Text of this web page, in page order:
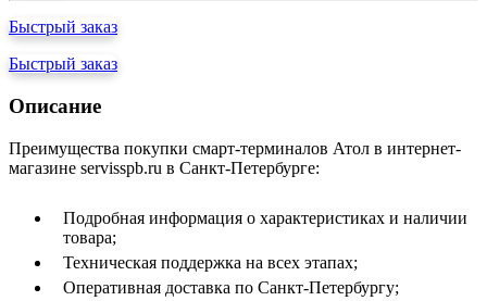
Быстрый заказ
Быстрый заказ
Описание
Преимущества покупки смарт-терминалов Атол в интернет-
магазине servisspb.ru в Санкт-Петербурге:
Подробная информация о характеристиках и наличии
товара;
Техническая поддержка на всех этапах;
Оперативная доставка по Санкт-Петербургу;